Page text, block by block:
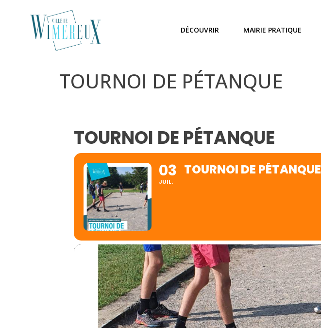
DÉCOUVRIR MAIRIE PRATIQUE
TOURNOI DE PÉTANQUE
TOURNOI DE PÉTANQUE
03
JUIL.
TOURNOI DE PÉTANQUE